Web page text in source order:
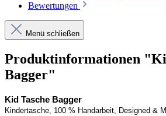
Bewertungen
Menü schließen
Produktinformationen
Bagger"
Kid Tasche Bagger
Kindertasche, 100 % Handarbeit, Designed &